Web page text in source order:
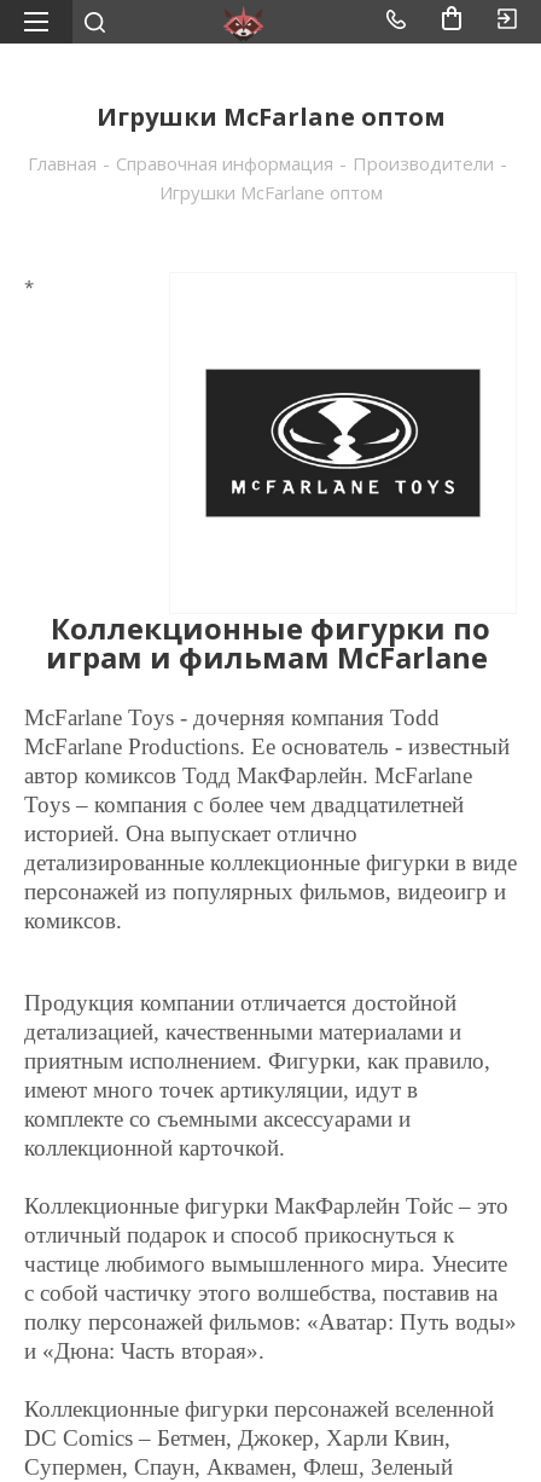
Игрушки McFarlane оптом
Главная - Справочная информация - Производители -
Игрушки McFarlane оптом
*
Коллекционные фигурки по
играм и фильмам McFarlane
McFarlane Toys - дочерняя компания Todd
McFarlane Productions. Ее основатель - известный
автор комиксов Тодд МакФарлейн. McFarlane
Toys – компания с более чем двадцатилетней
историей. Она выпускает отлично
детализированные коллекционные фигурки в виде
персонажей из популярных фильмов, видеоигр и
комиксов.
Продукция компании отличается достойной
детализацией, качественными материалами и
приятным исполнением. Фигурки, как правило,
имеют много точек артикуляции, идут в
комплекте со съемными аксессуарами и
коллекционной карточкой.
Коллекционные фигурки МакФарлейн Тойс – это
отличный подарок и способ прикоснуться к
частице любимого вымышленного мира. Унесите
с собой частичку этого волшебства, поставив на
полку персонажей фильмов: «Аватар: Путь воды»
и «Дюна: Часть вторая».
Коллекционные фигурки персонажей вселенной
DC Comics – Бетмен, Джокер, Харли Квин,
Супермен, Спаун, Аквамен, Флеш, Зеленый